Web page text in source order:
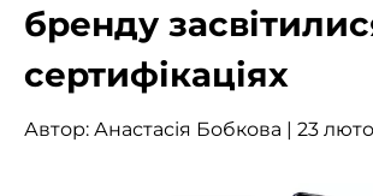
бренду
сертифікаціях
Автор: Анастасія Бобкова | 23